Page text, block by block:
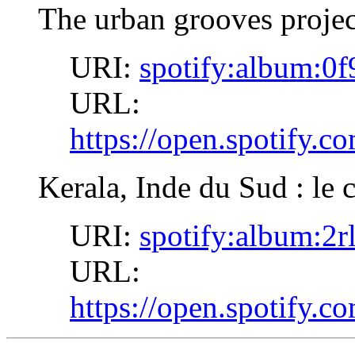
The urban grooves
URI:
URL:
https://
Kerala, Inde du Sud : le
URI:
URL:
https://